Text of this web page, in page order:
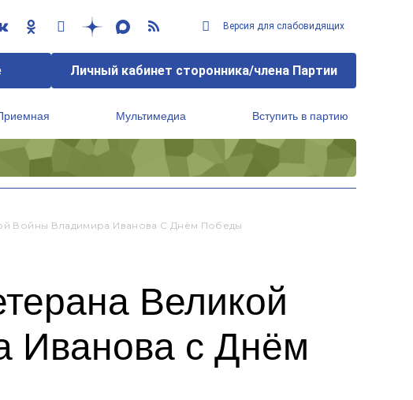
Версия для слабовидящих
Личный кабинет сторонника/члена Партии
Мультимедиа Вступить в партию
Войны Владимира Иванова С Днём Победы
Великой
Иванова с Днём